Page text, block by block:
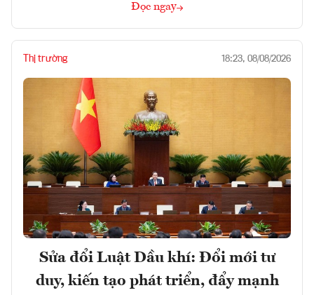
Đọc ngay
Thị trường 18:23, 08/08/2026
Sửa đổi Luật Dầu khí: Đổi mới tư
duy, kiến tạo phát triển, đẩy mạnh